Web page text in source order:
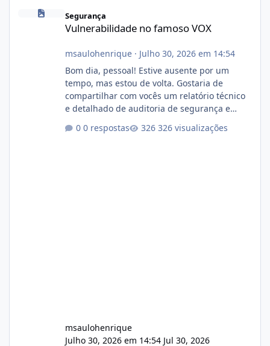
Vulnerabilidade no famoso VOX
Segurança
Vulnerabilidade no famoso VOX
msaulohenrique· Julho 30, 2026 em 14:54
Bom dia, pessoal! Estive ausente por um
tempo, mas estou de volta. Gostaria de
compartilhar com vocês um relatório técnico
e detalhado de auditoria de segurança e
atualmente em circulação e comercialização
0 respostas 326 visualizações
msaulohenrique
Julho 30, 2026 em 14:54 Jul 30, 2026